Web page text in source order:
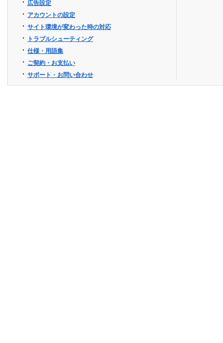
広告設定
アカウントの設定
サイト環境が変わった時の対応
トラブルシューティング
仕様・用語集
ご契約・お支払い
サポート・お問い合わせ